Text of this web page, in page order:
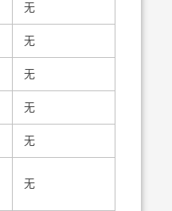
无
无
无
无
无
无